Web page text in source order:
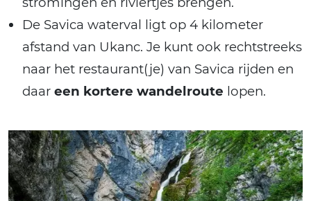
De Savica waterval ligt op 4 kilometer
afstand van Ukanc. Je kunt ook rechtstreeks
naar het restaurant(je) van Savica rijden en
daar een kortere wandelroute lopen.